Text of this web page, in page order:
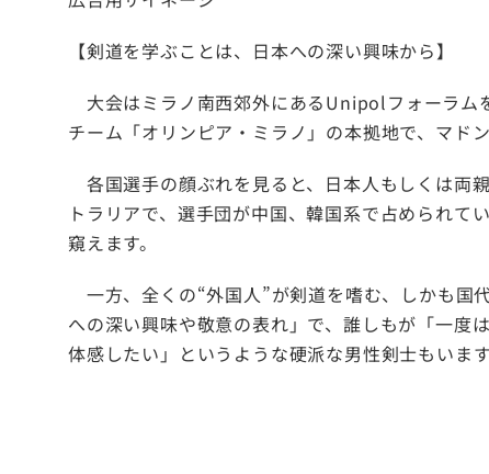
【剣道を学ぶことは、日本への深い興味から】
大会はミラノ南西郊外にあるUnipolフォーラム
チーム「オリンピア・ミラノ」の本拠地で、マド
各国選手の顔ぶれを見ると、日本人もしくは両
トラリアで、選手団が中国、韓国系で占められ
窺えます。
一方、全くの“外国人”が剣道を嗜む、しかも国
への深い興味や敬意の表れ」で、誰しもが「一度
体感したい」というような硬派な男性剣士もいま